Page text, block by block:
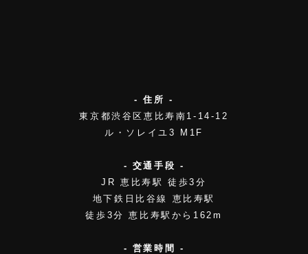
- 住所 -
東京都渋谷区恵比寿南1-14-12
ル・ソレイユ3 M1F
- 交通手段 -
JR 恵比寿駅 徒歩3分
地下鉄日比谷線 恵比寿駅
徒歩3分 恵比寿駅から162m
- 営業時間 -